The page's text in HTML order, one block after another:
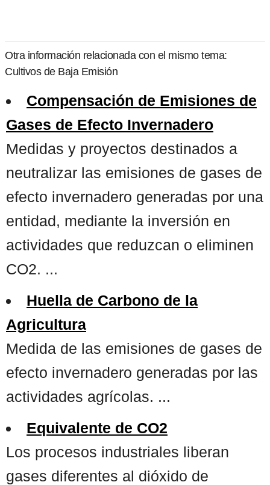
Otra información relacionada con el mismo tema:
Cultivos de Baja Emisión
Compensación de Emisiones de
Gases de Efecto Invernadero
Medidas y proyectos destinados a
neutralizar las emisiones de gases de
efecto invernadero generadas por una
entidad, mediante la inversión en
actividades que reduzcan o eliminen
CO2. ...
Huella de Carbono de la
Agricultura
Medida de las emisiones de gases de
efecto invernadero generadas por las
actividades agrícolas. ...
Equivalente de CO2
Los procesos industriales liberan
gases diferentes al dióxido de